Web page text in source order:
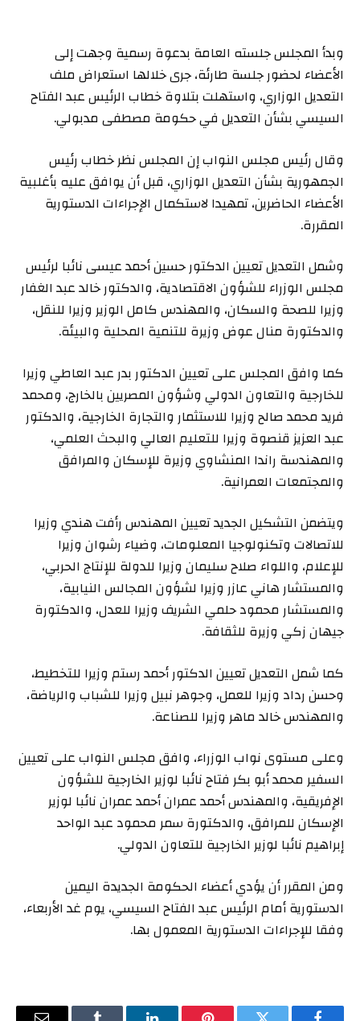
وبدأ المجلس جلسته العامة بدعوة رسمية وجهت إلى
الأعضاء لحضور جلسة طارئة، جرى خلالها استعراض ملف
التعديل الوزاري، واستهلت بتلاوة خطاب الرئيس عبد الفتاح
السيسي بشأن التعديل في حكومة مصطفى مدبولي.
وقال رئيس مجلس النواب إن المجلس نظر خطاب رئيس
الجمهورية بشأن التعديل الوزاري، قبل أن يوافق عليه بأغلبية
الأعضاء الحاضرين، تمهيدا لاستكمال الإجراءات الدستورية
المقررة.
وشمل التعديل تعيين الدكتور حسين أحمد عيسى نائبا لرئيس
مجلس الوزراء للشؤون الاقتصادية، والدكتور خالد عبد الغفار
وزيرا للصحة والسكان، والمهندس كامل الوزير وزيرا للنقل،
والدكتورة منال عوض وزيرة للتنمية المحلية والبيئة.
كما وافق المجلس على تعيين الدكتور بدر عبد العاطي وزيرا
للخارجية والتعاون الدولي وشؤون المصريين بالخارج، ومحمد
فريد محمد صالح وزيرا للاستثمار والتجارة الخارجية، والدكتور
عبد العزيز قنصوة وزيرا للتعليم العالي والبحث العلمي،
والمهندسة راندا المنشاوي وزيرة للإسكان والمرافق
والمجتمعات العمرانية.
ويتضمن التشكيل الجديد تعيين المهندس رأفت هندي وزيرا
للاتصالات وتكنولوجيا المعلومات، وضياء رشوان وزيرا
للإعلام، واللواء صلاح سليمان وزيرا للدولة للإنتاج الحربي،
والمستشار هاني عازر وزيرا لشؤون المجالس النيابية،
والمستشار محمود حلمي الشريف وزيرا للعدل، والدكتورة
جيهان زكي وزيرة للثقافة.
كما شمل التعديل تعيين الدكتور أحمد رستم وزيرا للتخطيط،
وحسن رداد وزيرا للعمل، وجوهر نبيل وزيرا للشباب والرياضة،
والمهندس خالد ماهر وزيرا للصناعة.
وعلى مستوى نواب الوزراء، وافق مجلس النواب على تعيين
السفير محمد أبو بكر فتاح نائبا لوزير الخارجية للشؤون
الإفريقية، والمهندس أحمد عمران أحمد عمران نائبا لوزير
الإسكان للمرافق، والدكتورة سمر محمود عبد الواحد
إبراهيم نائبا لوزير الخارجية للتعاون الدولي.
ومن المقرر أن يؤدي أعضاء الحكومة الجديدة اليمين
الدستورية أمام الرئيس عبد الفتاح السيسي، يوم غد الأربعاء،
وفقا للإجراءات الدستورية المعمول بها.